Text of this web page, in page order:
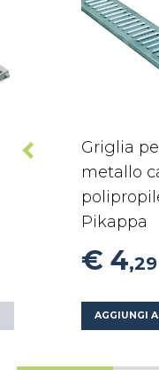
Griglia
metallo
Pikappa
€ 4,29
AGGIUNGI